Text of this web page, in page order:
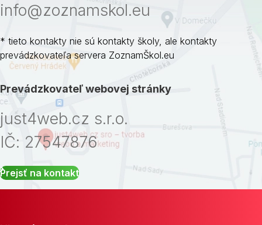
info@zoznamskol.eu
* tieto kontakty nie sú kontakty školy, ale kontakty
prevádzkovateľa servera ZoznamŠkol.eu
Prevádzkovateľ webovej stránky
just4web.cz s.r.o.
IČ: 27547876
Prejsť na kontakt